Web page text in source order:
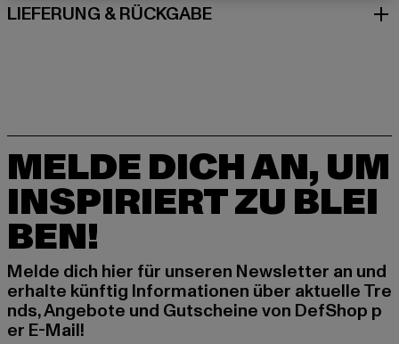
LIEFERUNG & RÜCKGABE
MELDE DICH AN, UM
INSPIRIERT ZU BLEI
BEN!
Melde dich hier für unseren Newsletter an und
erhalte künftig Informationen über aktuelle Tre
nds, Angebote und Gutscheine von DefShop p
er E-Mail!